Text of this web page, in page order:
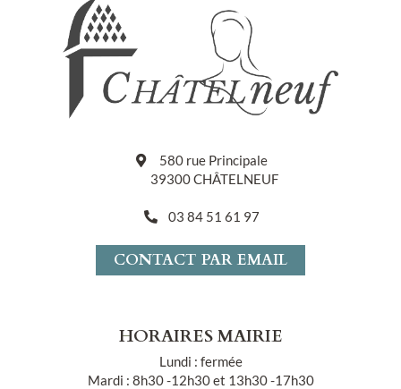
580 rue Principale
39300 CHÂTELNEUF
03 84 51 61 97
CONTACT PAR EMAIL
HORAIRES MAIRIE
Lundi : fermée
Mardi : 8h30 -12h30 et 13h30 -17h30